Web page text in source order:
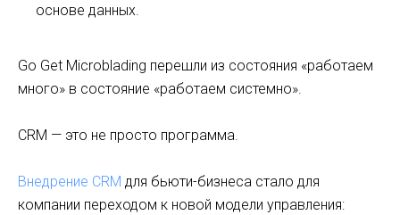
основе данных.
Go Get Microblading перешли из состояния «работаем
много» в состояние «работаем системно».
CRM — это не просто программа.
Внедрение CRM для бьюти-бизнеса стало для
компании переходом к новой модели управления: